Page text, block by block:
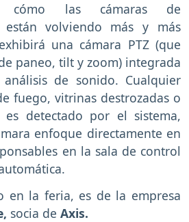
cómo las cámaras de
están volviendo más y más
exhibirá una cámara PTZ (que
paneo, tilt y zoom) integrada
de sonido. Cualquier
fuego, vitrinas destrozadas o
es detectado por el sistema,
enfoque directamente en
en la sala de control
en la feria, es de la empresa
socia de Axis.